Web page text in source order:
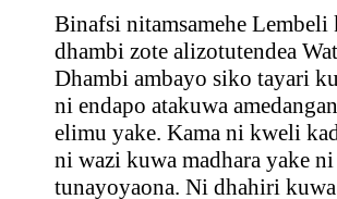
Binafsi nitamsamehe Lembeli
dhambi zote alizotutendea
Dhambi ambayo siko tayari
ni endapo atakuwa
elimu yake. Kama ni kweli
ni wazi kuwa madhara yake
tunayoyaona. Ni dhahiri